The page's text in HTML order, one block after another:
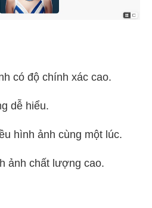
có độ chính xác cao.
dễ hiểu.
hình ảnh cùng một lúc.
ảnh chất lượng cao.